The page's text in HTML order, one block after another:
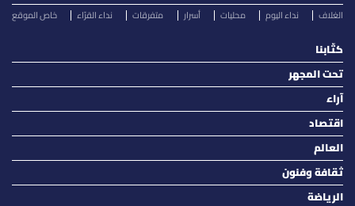
الغلاف نداء اليوم محليات أسرار متفرقات نداء القرّاء خاص الموقع
كتّابنا
تحت المجهر
آراء
اقتصاد
العالم
ثقافة وفنون
الرياضة